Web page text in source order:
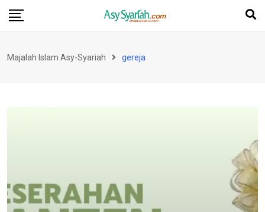
Skip
Majalah Islam Asy-Syariah gereja